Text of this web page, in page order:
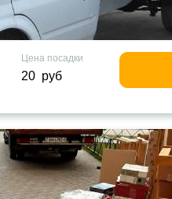
Цена посадки
20 руб